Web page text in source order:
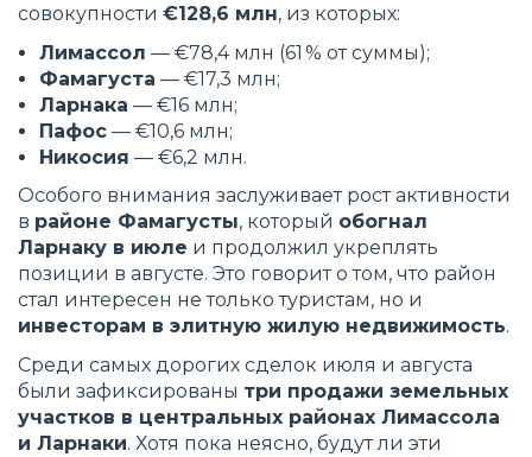
совокупности €128,6 млн, из которых:
Лимассол — €78,4 млн (61 % от суммы);
Фамагуста — €17,3 млн;
Ларнака — €16 млн;
Пафос — €10,6 млн;
Никосия — €6,2 млн.
Особого внимания заслуживает рост активности
в районе Фамагусты, который обогнал
Ларнаку в июле и продолжил укреплять
позиции в августе. Это говорит о том, что район
стал интересен не только туристам, но и
инвесторам в элитную жилую недвижимость.
Среди самых дорогих сделок июля и августа
были зафиксированы три продажи земельных
участков в центральных районах Лимассола
и Ларнаки. Хотя пока неясно, будут ли эти